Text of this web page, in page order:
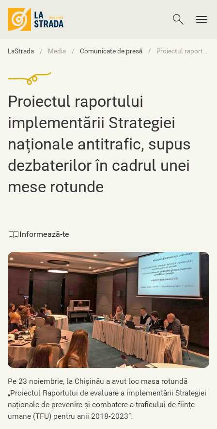
LaStrada Media Comunicate de presă Proiectul raportului implementării Strategiei naționale antitrafic, supus dezbaterilor în cadrul unei mese rotunde
Proiectul raportului
implementării Strategiei
naționale antitrafic, supus
dezbaterilor în cadrul unei
mese rotunde
Informează-te
Pe 23 noiembrie, la Chișinău a avut loc masa rotundă
„Proiectul Raportului de evaluare a implementării Strategiei
naționale de prevenire şi combatere a traficului de fiinţe
umane (TFU) pentru anii 2018-2023”.